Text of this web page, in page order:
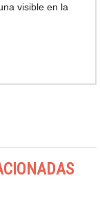
visible en la